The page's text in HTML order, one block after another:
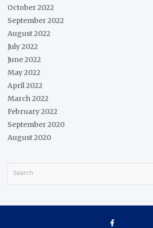
October 2022
September 2022
August 2022
July 2022
June 2022
May 2022
April 2022
March 2022
February 2022
September 2020
August 2020